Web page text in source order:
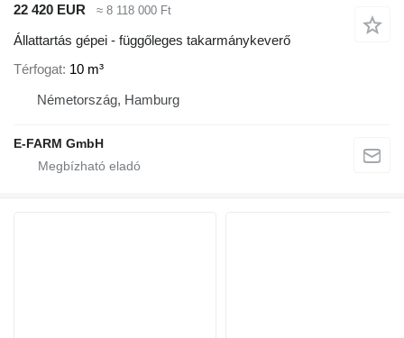
22 420 EUR
≈ 8 118 000 Ft
Állattartás gépei - függőleges takarmánykeverő
Térfogat 10 m³
Németország, Hamburg
E-FARM GmbH